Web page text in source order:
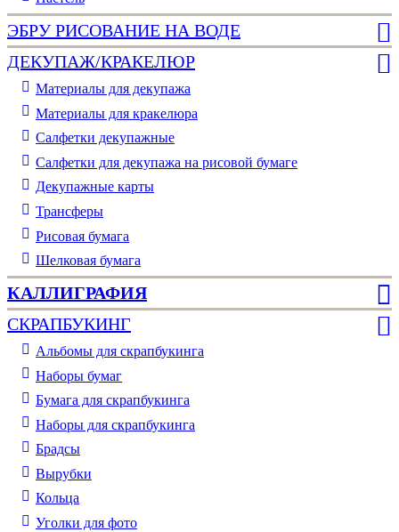
ЭБРУ РИСОВАНИЕ НА ВОДЕ
ДЕКУПАЖ/КРАКЕЛЮР
Материалы для декупажа
Материалы для кракелюра
Cалфетки декупажные
Салфетки для декупажа на рисовой бумаге
Декупажные карты
Трансферы
Рисовая бумага
Шелковая бумага
КАЛЛИГРАФИЯ
СКРАПБУКИНГ
Альбомы для скрапбукинга
Наборы бумаг
Бумага для скрапбукинга
Наборы для скрапбукинга
Брадсы
Вырубки
Кольца
Уголки для фото